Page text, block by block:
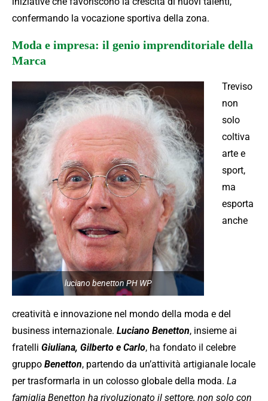
confermando la vocazione sportiva della zona.
Moda e impresa: il genio imprenditoriale della
Marca
luciano benetton PH WP
Treviso
non
solo
coltiva
arte e
sport,
ma
esporta
anche
creatività e innovazione nel mondo della moda e del
business internazionale. Luciano Benetton, insieme ai
fratelli Giuliana, Gilberto e Carlo, ha fondato il celebre
gruppo Benetton, partendo da un’attività artigianale locale
per trasformarla in un colosso globale della moda. La
famiglia Benetton ha rivoluzionato il settore, non solo con